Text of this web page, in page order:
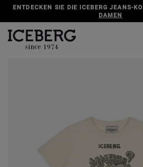
ENTDECKEN SIE DIE ICEBERG JEANS-
DAMEN